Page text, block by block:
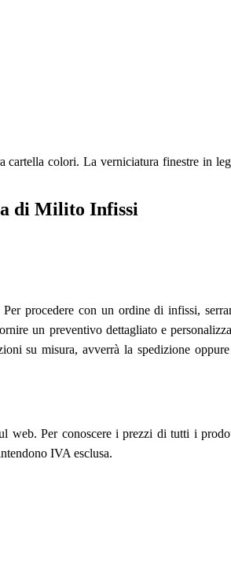
colori. La verniciatura finestre in
di Milito Infissi
procedere con un ordine di infissi,
un preventivo dettagliato e
su misura, avverrà la spedizione
Per conoscere i prezzi di tutti i
IVA esclusa.